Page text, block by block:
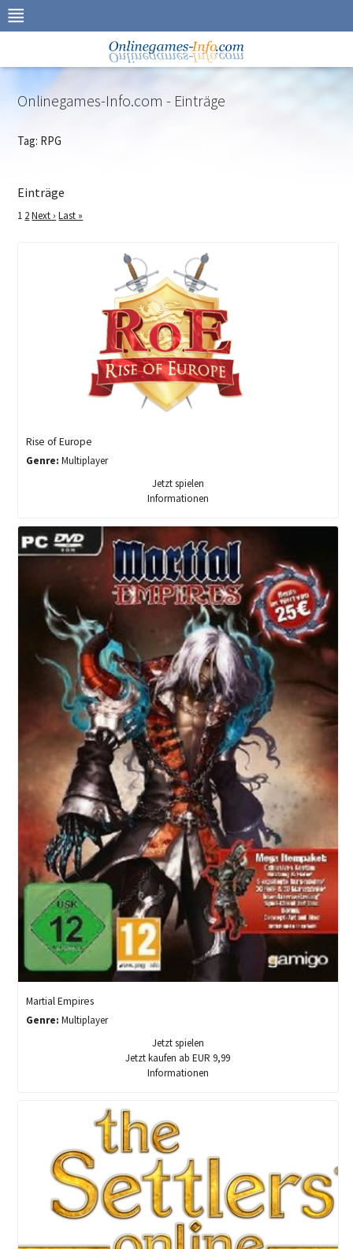
Zur
Navigation
Inhalt
Onlinegames-Info.com - Einträge
Tag: RPG
Einträge
1 2Next › Last »
Rise of Europe
Genre: Multiplayer
Jetzt spielen
Informationen
Martial Empires
Genre: Multiplayer
Jetzt spielen
Jetzt kaufen ab EUR 9,99
Informationen